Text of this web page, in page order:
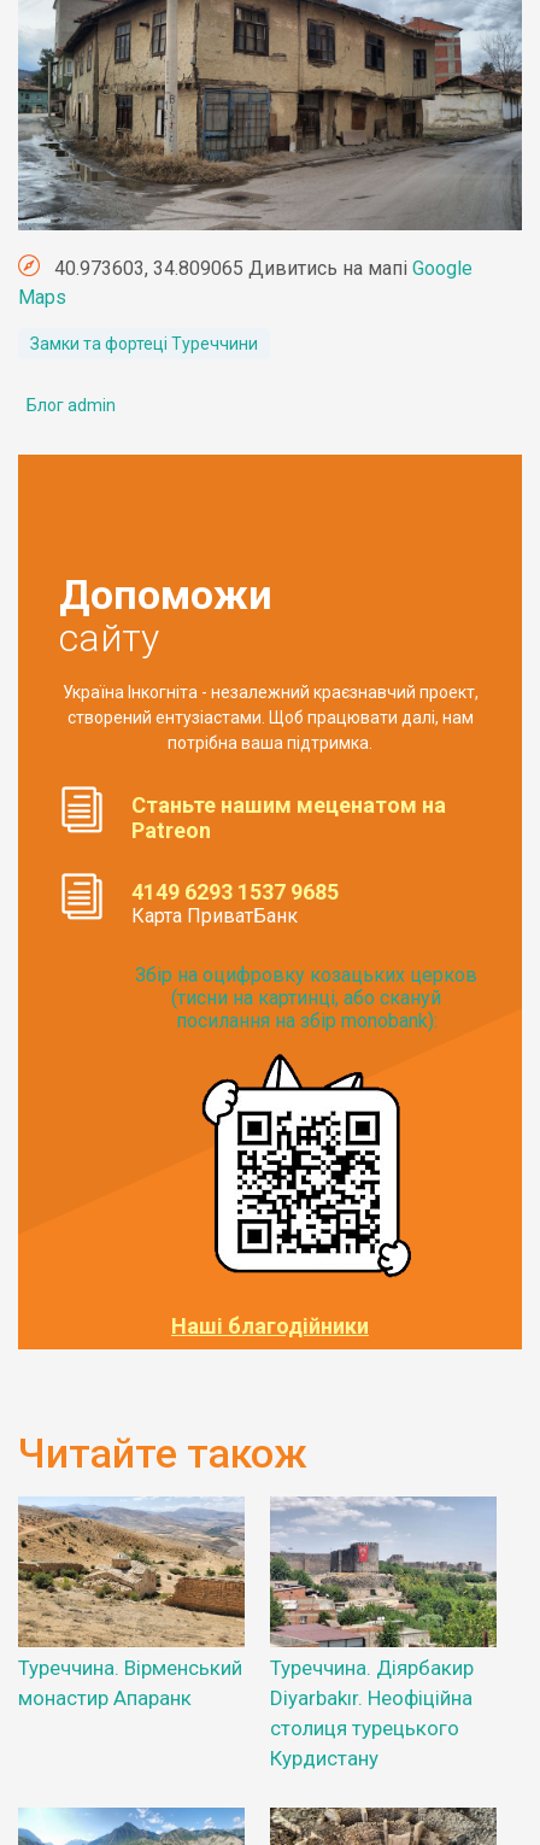
40.973603, 34.809065 Дивитись на мапі Google
Maps
Замки та фортеці Туреччини
Блог admin
Допоможи
сайту
Україна Інкогніта - незалежний краєзнавчий проект,
створений ентузіастами. Щоб працювати далі, нам
потрібна ваша підтримка.
Станьте нашим меценатом на
Patreon
4149 6293 1537 9685
Карта ПриватБанк
Збір на оцифровку козацьких церков
(тисни на картинці, або скануй
посилання на збір monobank):
Наші благодійники
Читайте також
Туреччина. Вірменський
монастир Апаранк
Туреччина. Діярбакир
Diyarbakır. Неофіційна
столиця турецького
Курдистану